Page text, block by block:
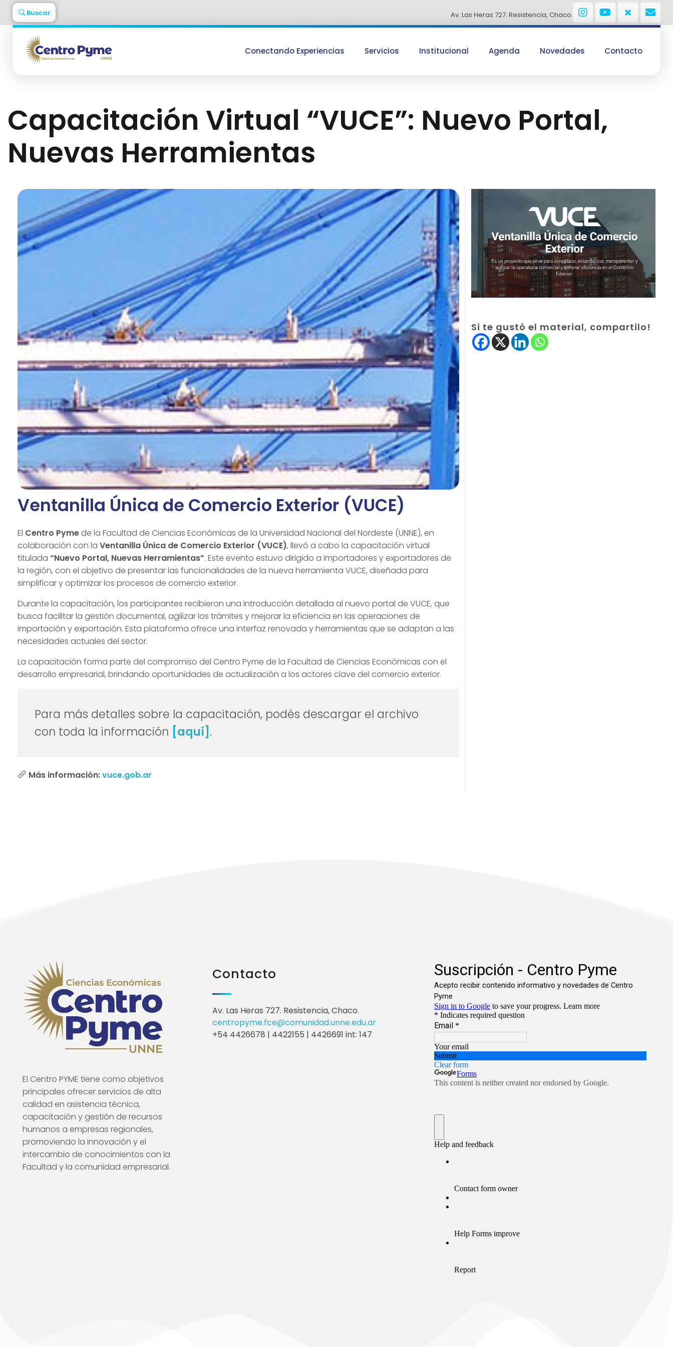
Buscar Av. Las Heras 727. Resistencia, Chaco.
Conectando Experiencias Servicios Institucional Agenda Novedades Contacto
Capacitación Virtual “VUCE”: Nuevo Portal,
Nuevas Herramientas
Ventanilla Única de Comercio Exterior (VUCE)
El Centro Pyme de la Facultad de Ciencias Económicas de la Universidad Nacional del Nordeste (UNNE), en
colaboración con la Ventanilla Única de Comercio Exterior (VUCE), llevó a cabo la capacitación virtual
titulada “Nuevo Portal, Nuevas Herramientas”. Este evento estuvo dirigido a importadores y exportadores de
la región, con el objetivo de presentar las funcionalidades de la nueva herramienta VUCE, diseñada para
simplificar y optimizar los procesos de comercio exterior.
Durante la capacitación, los participantes recibieron una introducción detallada al nuevo portal de VUCE, que
busca facilitar la gestión documental, agilizar los trámites y mejorar la eficiencia en las operaciones de
importación y exportación. Esta plataforma ofrece una interfaz renovada y herramientas que se adaptan a las
necesidades actuales del sector.
La capacitación forma parte del compromiso del Centro Pyme de la Facultad de Ciencias Económicas con el
desarrollo empresarial, brindando oportunidades de actualización a los actores clave del comercio exterior.
Para más detalles sobre la capacitación, podés descargar el archivo
con toda la información [aquí] .
Más información:vuce.gob.ar
Si te gustó el material, compartilo!
El Centro PYME tiene como objetivos
principales ofrecer servicios de alta
calidad en asistencia técnica,
capacitación y gestión de recursos
humanos a empresas regionales,
promoviendo la innovación y el
intercambio de conocimientos con la
Facultad y la comunidad empresarial.
Contacto
Av. Las Heras 727. Resistencia, Chaco.
centropyme.fce@comunidad.unne.edu.ar
+54 4426678 | 4422155 | 4426691 int: 147